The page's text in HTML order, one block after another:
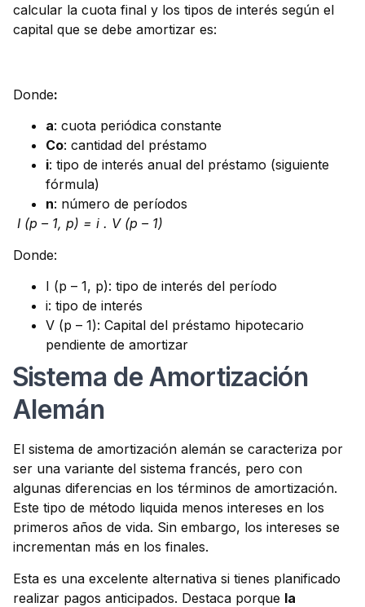
calcular la cuota final y los tipos de interés según el
capital que se debe amortizar es:
Donde:
a: cuota periódica constante
Co: cantidad del préstamo
i: tipo de interés anual del préstamo (siguiente
fórmula)
n: número de períodos
I (p – 1, p) = i . V (p – 1)
Donde:
I (p – 1, p): tipo de interés del período
i: tipo de interés
V (p – 1): Capital del préstamo hipotecario
pendiente de amortizar
Sistema de Amortización
Alemán
El sistema de amortización alemán se caracteriza por
ser una variante del sistema francés, pero con
algunas diferencias en los términos de amortización.
Este tipo de método liquida menos intereses en los
primeros años de vida. Sin embargo, los intereses se
incrementan más en los finales.
Esta es una excelente alternativa si tienes planificado
realizar pagos anticipados. Destaca porque la